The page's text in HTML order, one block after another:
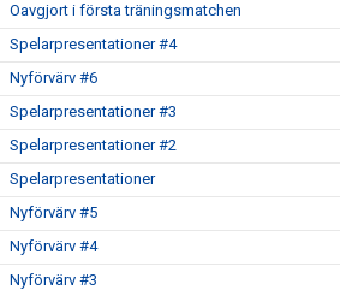
Oavgjort i första träningsmatchen
Spelarpresentationer #4
Nyförvärv #6
Spelarpresentationer #3
Spelarpresentationer #2
Spelarpresentationer
Nyförvärv #5
Nyförvärv #4
Nyförvärv #3